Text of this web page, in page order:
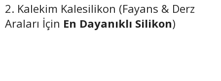
2. Kalekim Kalesilikon (Fayans & Derz
Araları İçin En Dayanıklı Silikon)